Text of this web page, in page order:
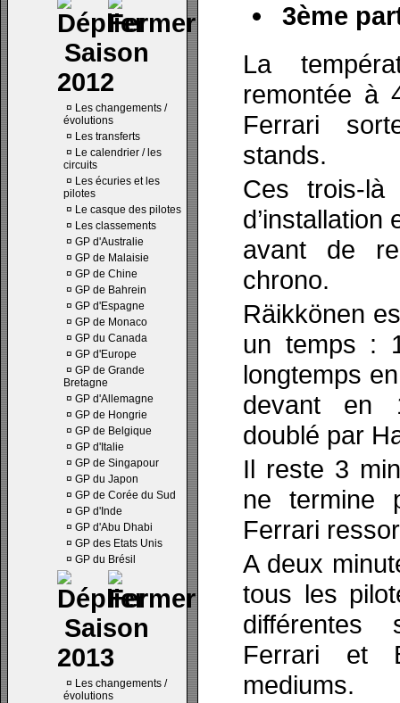
Saison
2012
¤ Les changements /
évolutions
¤ Les transferts
¤ Le calendrier / les
circuits
¤ Les écuries et les
pilotes
¤ Le casque des pilotes
¤ Les classements
¤ GP d'Australie
¤ GP de Malaisie
¤ GP de Chine
¤ GP de Bahrein
¤ GP d'Espagne
¤ GP de Monaco
¤ GP du Canada
¤ GP d'Europe
¤ GP de Grande
Bretagne
¤ GP d'Allemagne
¤ GP de Hongrie
¤ GP de Belgique
¤ GP d'Italie
¤ GP de Singapour
¤ GP du Japon
¤ GP de Corée du Sud
¤ GP d'Inde
¤ GP d'Abu Dhabi
¤ GP des Etats Unis
¤ GP du Brésil
Saison
2013
¤ Les changements /
évolutions
3ème
La
remontée à
Ferrari
stands.
Ces trois-là
d’installation
avant de
chrono.
Räikkönen
un temps :
longtemps
devant en
doublé par
Il reste 3
ne termine
Ferrari
A deux
tous les
différentes
Ferrari et
mediums.